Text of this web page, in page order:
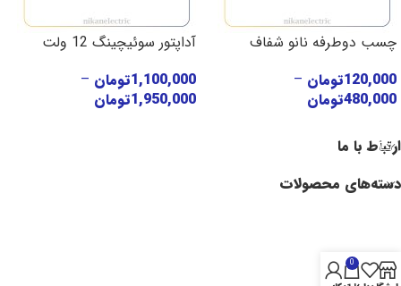
چسب دوطرفه نانو شفاف
120,000تومان –
480,000تومان
آداپتور سوئیچینگ 12 ولت
1,100,000تومان –
1,950,000تومان
ارتباط با ما
دسته‌های محصولات
0